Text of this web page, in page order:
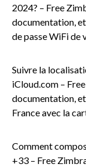
2024? – Free
documentation,
de passe WiFi de
Suivre la
iCloud.com –
documentation,
France avec la
Comment
+33 – Free